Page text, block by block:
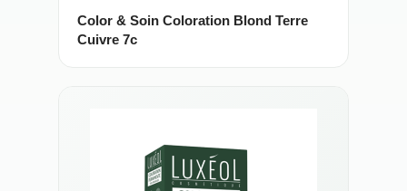
Color & Soin Coloration Blond Terre
Cuivre 7c